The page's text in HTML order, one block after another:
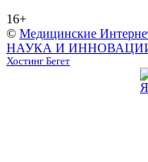
16+
© Медицинские
НАУКА И
Хостинг Бегет